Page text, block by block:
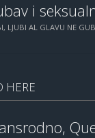
i
LJUBI AL GLAVU NE
HERE